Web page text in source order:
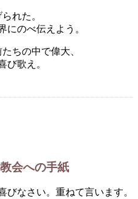
れた。
にのべ伝えよう。
ちの中で偉大、
び歌え。
会への手紙
びなさい。重ねて言います。